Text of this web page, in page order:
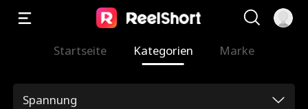
Startseite Kategorien Marke
Spannung